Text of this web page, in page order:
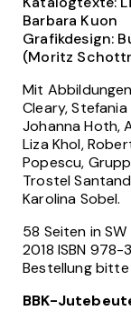
Barbara Kuon
Grafikdesign:
(Moritz
Mit
Cleary,
Johanna Hoth,
Liza Khol,
Popescu,
Trostel
Karolina Sobel.
58 Seiten in
2018 ISBN
Bestellung
BBK-